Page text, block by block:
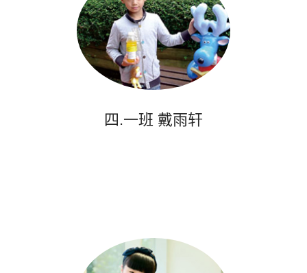
四.一班 戴雨轩